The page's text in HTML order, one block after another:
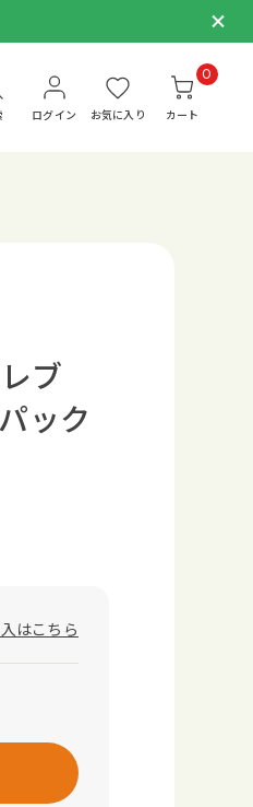
ログイン お気に入り
0
カート
ブ
ック
はこちら